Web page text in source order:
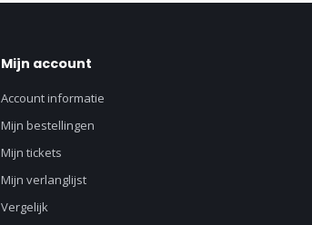
Mijn account
Account informatie
Mijn bestellingen
Mijn tickets
Mijn verlanglijst
Vergelijk